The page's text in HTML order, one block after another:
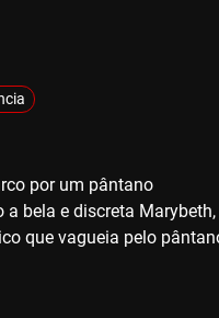
por um pântano
bela e discreta Marybeth,
que vagueia pelo